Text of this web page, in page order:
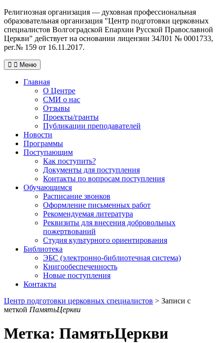
Религиозная организация — духовная профессиональная
образовательная организация "Центр подготовки церковных
специалистов Волгоградской Eпархии Русской Православной
Церкви" действует на основании лицензии 34Л01 № 0001733,
рег.№ 159 от 16.11.2017.
Меню
Главная
О Центре
СМИ о нас
Отзывы
Проекты/гранты
Публикации преподавателей
Новости
Программы
Поступающим
Как поступить?
Документы для поступления
Контакты по вопросам поступления
Обучающимся
Расписание звонков
Оформление письменных работ
Рекомендуемая литература
Реквизиты для внесения добровольных
пожертвований
Студия культурного ориентирования
Библиотека
ЭБС (электронно-библиотечная система)
Книгообеспеченность
Новые поступления
Контакты
Центр подготовки церковных специалистов > Записи с
меткой ПамятьЦеркви
Метка: ПамятьЦеркви